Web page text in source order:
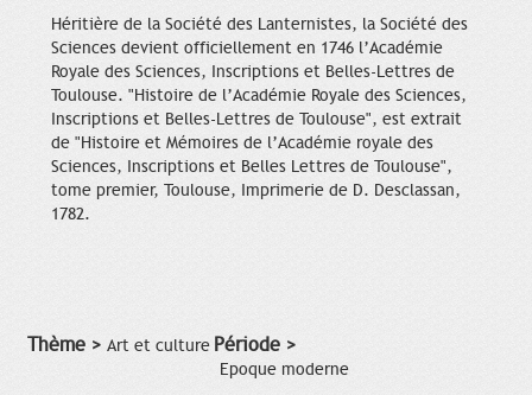
Héritière de la Société des Lanternistes, la Société des
Sciences devient officiellement en 1746 l’Académie
Royale des Sciences, Inscriptions et Belles-Lettres de
Toulouse. "Histoire de l’Académie Royale des Sciences,
Inscriptions et Belles-Lettres de Toulouse", est extrait
de "Histoire et Mémoires de l’Académie royale des
Sciences, Inscriptions et Belles Lettres de Toulouse",
tome premier, Toulouse, Imprimerie de D. Desclassan,
1782.
Thème > Art et culture Période >
Epoque moderne